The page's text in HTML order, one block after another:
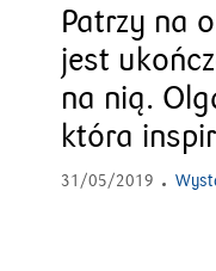
Patrzy na
jest
na nią.
która
31/05/2019